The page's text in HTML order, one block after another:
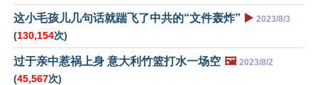
这小毛孩儿几句话就踹飞了中共的“文件轰炸” ▶️ 2023/8/3
(130,154次)
过于亲中惹祸上身 意大利竹篮打水一场空 🖼️ 2023/8/2
(45,567次)